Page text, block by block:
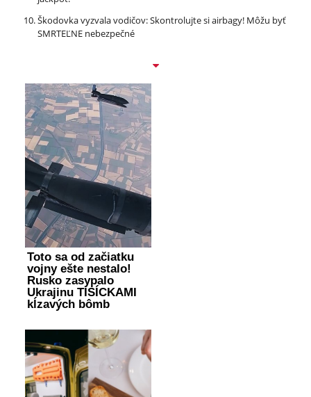
Škodovka vyzvala vodičov: Skontrolujte si airbagy! Môžu byť
SMRTEĽNE nebezpečné
Toto sa od začiatku
vojny ešte nestalo!
Rusko zasypalo
Ukrajinu TISÍCKAMI
kĺzavých bômb